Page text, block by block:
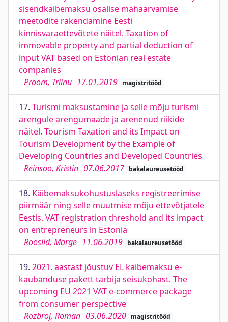
sisendkäibemaksu osalise mahaarvamise
meetodite rakendamine Eesti
kinnisvaraettevõtete näitel. Taxation of
immovable property and partial deduction of
input VAT based on Estonian real estate
companies
Prööm, Triinu 17.01.2019 magistritööd
17. Turismi maksustamine ja selle mõju turismi
arengule arengumaade ja arenenud riikide
näitel. Tourism Taxation and its Impact on
Tourism Development by the Example of
Developing Countries and Developed Countries
Reinsoo, Kristin 07.06.2017 bakalaureusetööd
18. Käibemaksukohustuslaseks registreerimise
piirmäär ning selle muutmise mõju ettevõtjatele
Eestis. VAT registration threshold and its impact
on entrepreneurs in Estonia
Roosild, Marge 11.06.2019 bakalaureusetööd
19. 2021. aastast jõustuv EL käibemaksu e-
kaubanduse pakett tarbija seisukohast. The
upcoming EU 2021 VAT e-commerce package
from consumer perspective
Rozbroj, Roman 03.06.2020 magistritööd